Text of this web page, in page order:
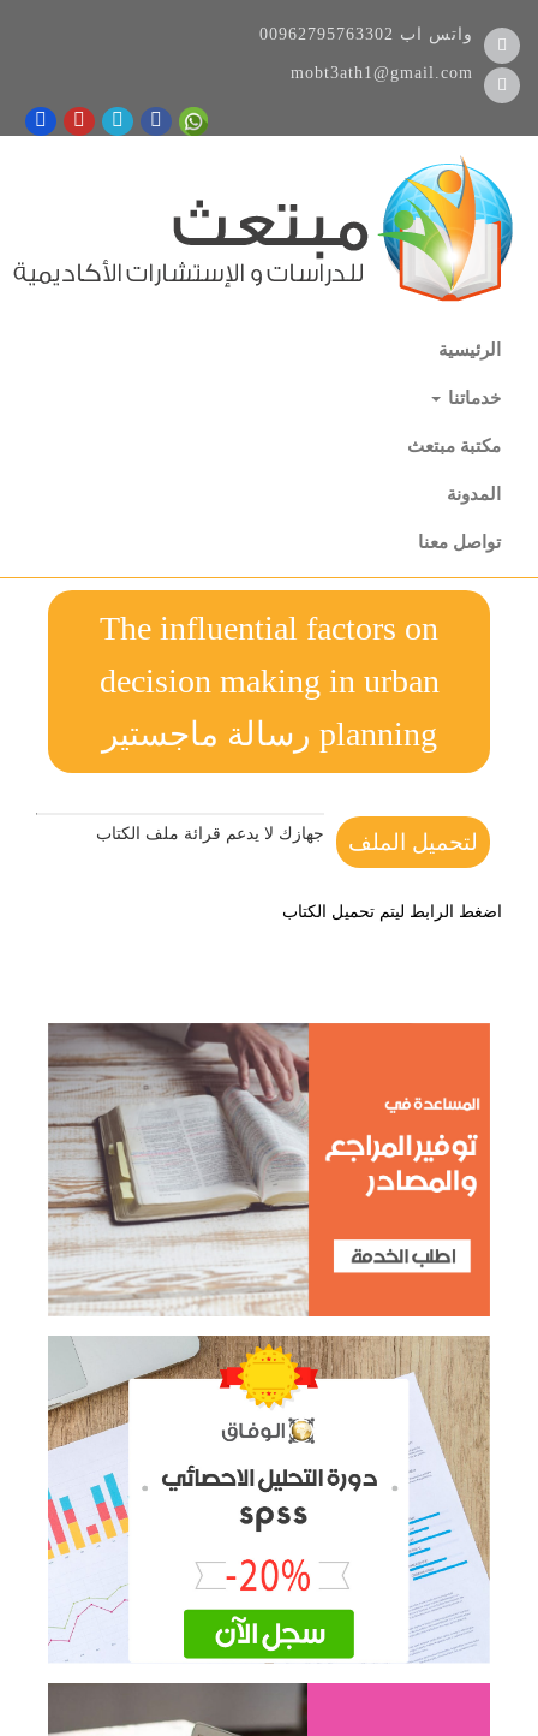
00962795763302 واتس اب
mobt3ath1@gmail.com
الرئيسية
خدماتنا
مكتبة مبتعث
المدونة
تواصل معنا
The influential factors on
decision making in urban
planning رسالة ماجستير
لتحميل الملف جهازك لا يدعم قرائة ملف الكتاب
اضغط الرابط ليتم تحميل الكتاب